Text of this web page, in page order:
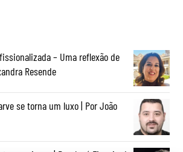
– Uma reflexão de
Resende
se torna um luxo | Por João